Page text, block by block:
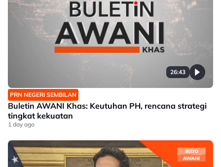
26:43
PRN NEGERI SEMBILAN
Buletin AWANI Khas: Keutuhan PH, rencana strategi
tingkat kekuatan
1 day ago